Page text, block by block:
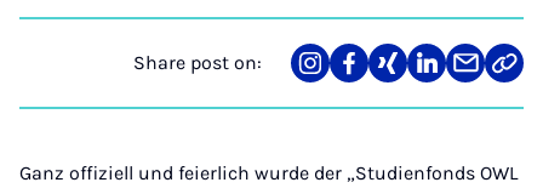
Share post on:
Share
on
Teilen
auf
Teilen
auf
Teilen
auf
Teilen
über
Mail
Link
Ganz offiziell und feierlich wurde der „Studienfonds OWL